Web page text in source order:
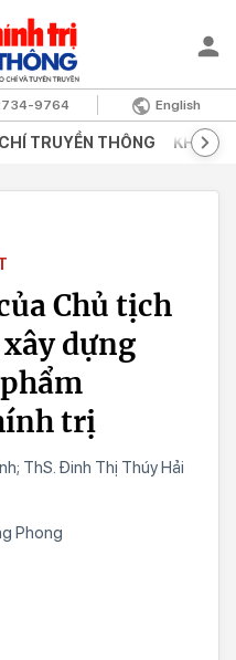
9764 English
TRUYỀN THÔNG KHOA
Chủ tịch
dựng
trị
ThS. Đinh Thị Thúy Hải
Phong